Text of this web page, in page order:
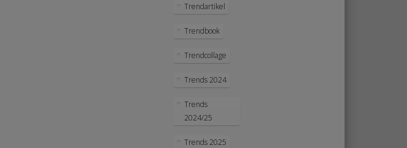
Trendartikel
Trendbook
Trendcollage
Trends 2024
Trends
2024/25
Trends 2025